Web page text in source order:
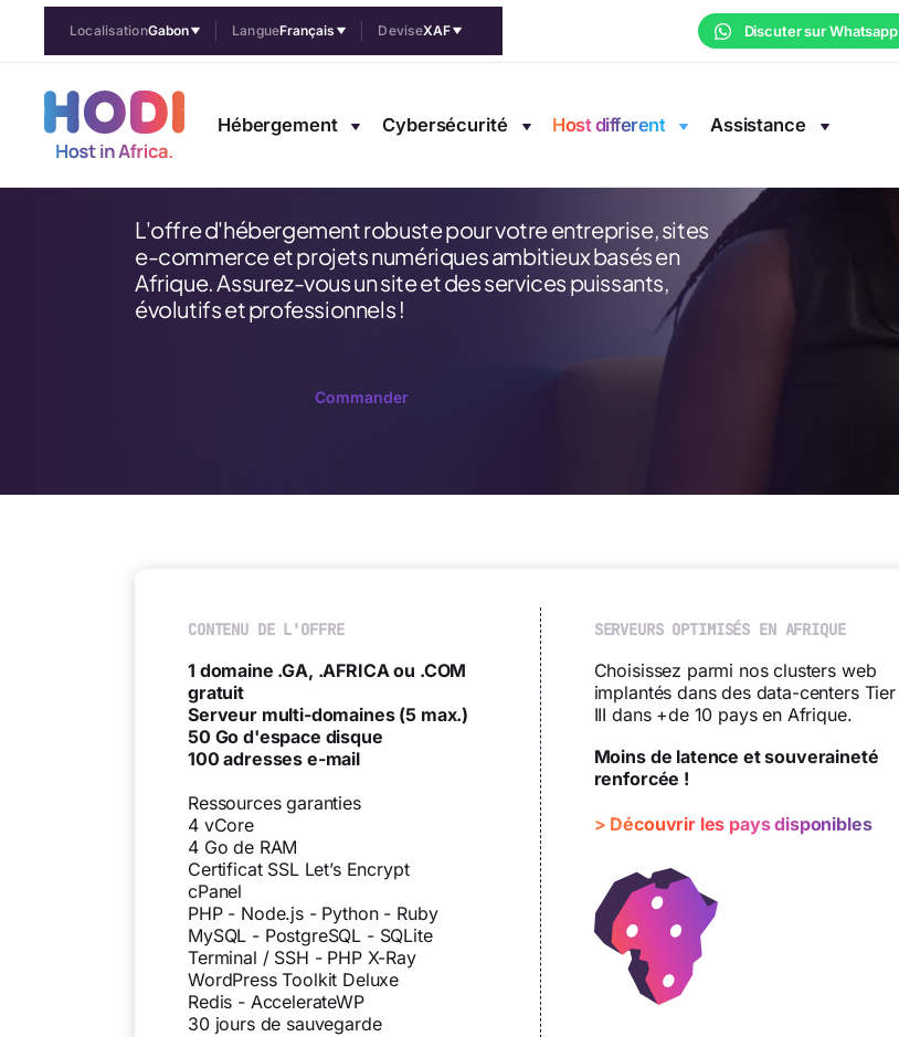
LocalisationGabon LangueFrançais DeviseXAF Discuter sur Whatsapp
Hébergement Cybersécurité Host different Assistance
SITE PRO
14 990 CFA/mois
L'offre d'hébergement robuste pour votre entreprise, sites
e-commerce et projets numériques ambitieux basés en
Afrique. Assurez-vous un site et des services puissants,
évolutifs et professionnels !
Commander
CONTENU DE L'OFFRE
1 domaine .GA, .AFRICA ou .COM
gratuit
Serveur multi-domaines (5 max.)
50 Go d'espace disque
100 adresses e-mail
Ressources garanties
4 vCore
4 Go de RAM
Certificat SSL Let’s Encrypt
cPanel
PHP - Node.js - Python - Ruby
MySQL - PostgreSQL - SQLite
Terminal / SSH - PHP X-Ray
WordPress Toolkit Deluxe
Redis - AccelerateWP
30 jours de sauvegarde
SERVEURS OPTIMISÉS EN AFRIQUE
Choisissez parmi nos clusters web
implantés dans des data-centers Tier
III dans +de 10 pays en Afrique.
Moins de latence et souveraineté
renforcée !
> Découvrir les pays disponibles